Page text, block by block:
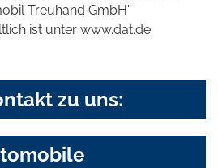
Treuhand GmbH'
ist unter www.dat.de.
zu uns: